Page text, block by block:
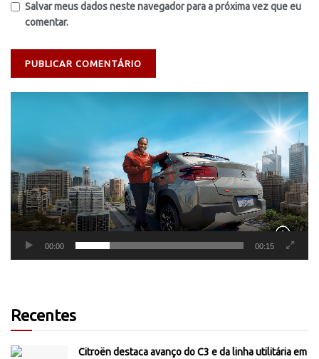
Salvar meus dados neste navegador para a próxima vez que eu
comentar.
00:00 00:15
Recentes
Citroën destaca avanço do C3 e da linha utilitária em